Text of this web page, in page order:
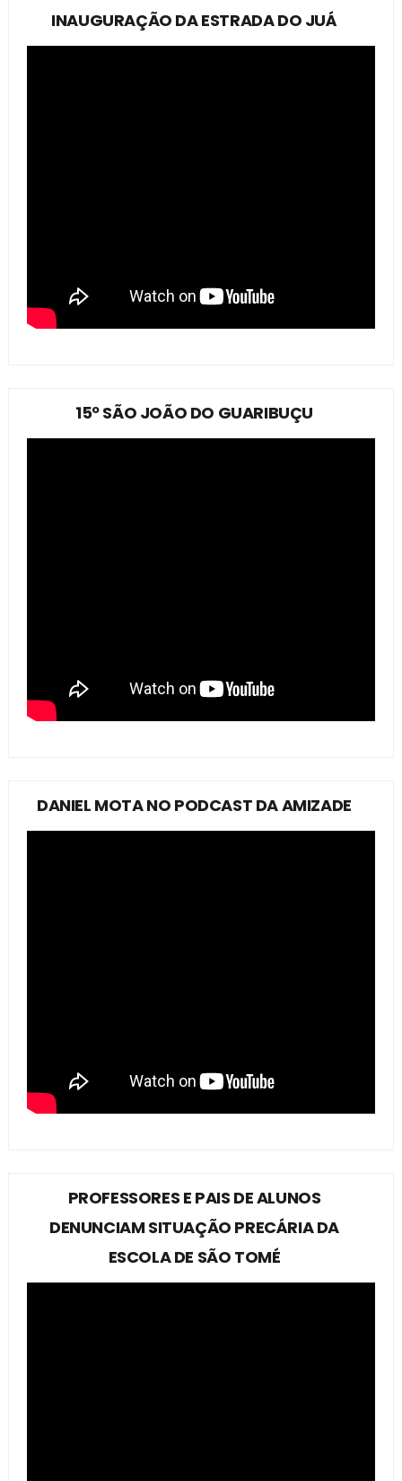
INAUGURAÇÃO DA ESTRADA DO JUÁ
15º SÃO JOÃO DO GUARIBUÇU
DANIEL MOTA NO PODCAST DA AMIZADE
PROFESSORES E PAIS DE ALUNOS
DENUNCIAM SITUAÇÃO PRECÁRIA DA
ESCOLA DE SÃO TOMÉ